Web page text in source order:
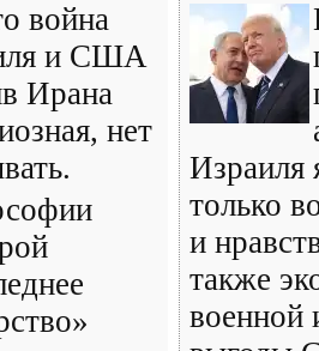
война
и США
Ирана
нет
Израиля
только
и
также
военной